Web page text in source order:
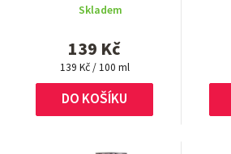
Skladem
139 Kč
Měrná
cena:
139 Kč / 100 ml
DO KOŠÍKU